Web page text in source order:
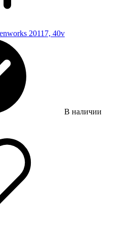
20117, 40v
В наличии